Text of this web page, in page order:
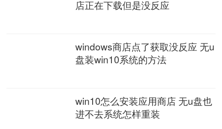
店正在下载但是没反应
windows商店点了获取没反应 无u
盘装win10系统的方法
win10怎么安装应用商店 无u盘也
进不去系统怎样重装